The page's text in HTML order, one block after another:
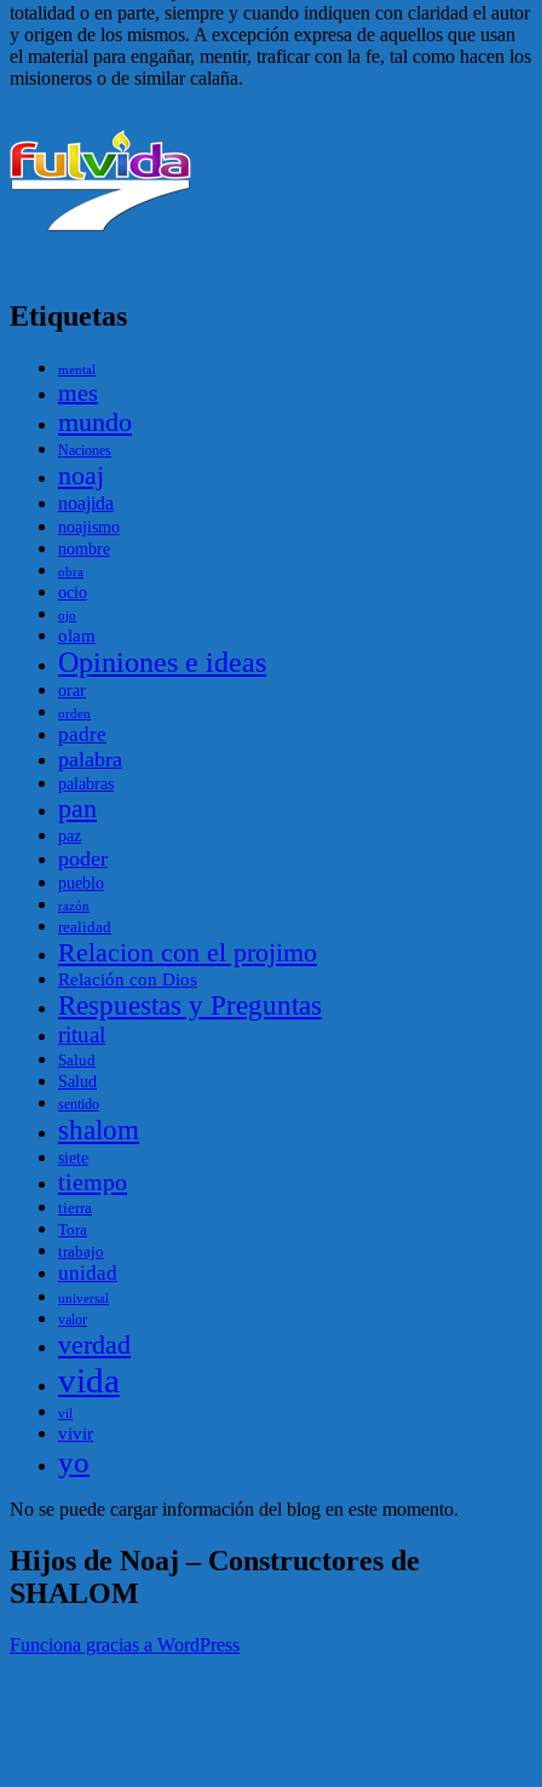
totalidad o en parte, siempre y cuando indiquen con claridad el autor
y origen de los mismos. A excepción expresa de aquellos que usan
el material para engañar, mentir, traficar con la fe, tal como hacen los
misioneros o de similar calaña.
Etiquetas
mental
mes
mundo
Naciones
noaj
noajida
noajismo
nombre
obra
ocio
ojo
olam
Opiniones e ideas
orar
orden
padre
palabra
palabras
pan
paz
poder
pueblo
razón
realidad
Relacion con el projimo
Relación con Dios
Respuestas y Preguntas
ritual
Salud
Salud
sentido
shalom
siete
tiempo
tierra
Tora
trabajo
unidad
universal
valor
verdad
vida
vil
vivir
yo
No se puede cargar información del blog en este momento.
Hijos de Noaj – Constructores de
SHALOM
Funciona gracias a WordPress